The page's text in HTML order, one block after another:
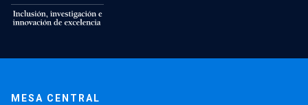
MESA CENTRAL